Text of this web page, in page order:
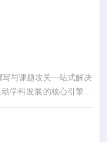
与课题攻关一站式解决
学科发展的核心引擎。
，从复杂实验实施到科
LAB）依托全链式科